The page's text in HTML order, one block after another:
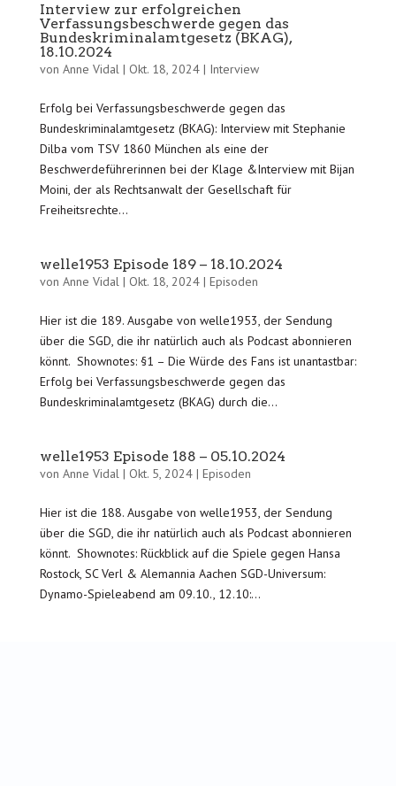
Interview zur erfolgreichen
Verfassungsbeschwerde gegen das
Bundeskriminalamtgesetz (BKAG),
18.10.2024
von Anne Vidal| Okt. 18, 2024| Interview
Erfolg bei Verfassungsbeschwerde gegen das
Bundeskriminalamtgesetz (BKAG): Interview mit Stephanie
Dilba vom TSV 1860 München als eine der
Beschwerdeführerinnen bei der Klage &Interview mit Bijan
Moini, der als Rechtsanwalt der Gesellschaft für
Freiheitsrechte...
welle1953 Episode 189 – 18.10.2024
von Anne Vidal| Okt. 18, 2024| Episoden
Hier ist die 189. Ausgabe von welle1953, der Sendung
über die SGD, die ihr natürlich auch als Podcast abonnieren
könnt. Shownotes: §1 – Die Würde des Fans ist unantastbar:
Erfolg bei Verfassungsbeschwerde gegen das
Bundeskriminalamtgesetz (BKAG) durch die...
welle1953 Episode 188 – 05.10.2024
von Anne Vidal| Okt. 5, 2024| Episoden
Hier ist die 188. Ausgabe von welle1953, der Sendung
über die SGD, die ihr natürlich auch als Podcast abonnieren
könnt. Shownotes: Rückblick auf die Spiele gegen Hansa
Rostock, SC Verl & Alemannia Aachen SGD-Universum:
Dynamo-Spieleabend am 09.10., 12.10:...